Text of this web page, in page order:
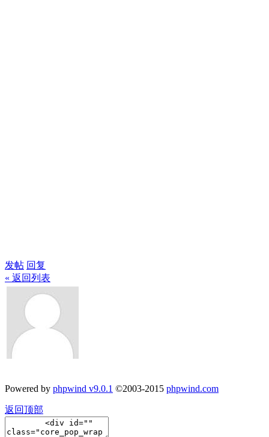
发帖 回复
« 返回列表
Powered by phpwind v9.0.1 ©2003-2015 phpwind.com
返回顶部